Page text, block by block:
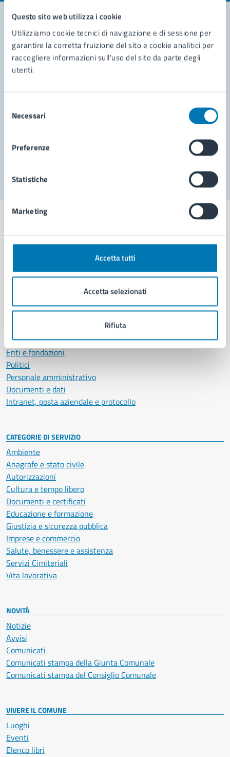
Questo sito web utilizza i cookie
Utilizziamo cookie tecnici di navigazione e di sessione per
garantire la corretta fruizione del sito e cookie analitici per
raccogliere informazioni sull'uso del sito da parte degli
utenti.
delNecessari
Preferenze
Statistiche
Marketing
Accetta tutti
Accetta selezionati
Rifiuta
Contatta il comune
Leggi le domande frequenti
Comune di Napoli
Aree amministrative
Organi di governo
Uffici
Enti e fondazioni
Politici
Personale amministrativo
Documenti e dati
Intranet, posta aziendale e protocollo
CATEGORIE DI SERVIZIO
Ambiente
Anagrafe e stato civile
Autorizzazioni
Cultura e tempo libero
Documenti e certificati
Educazione e formazione
Giustizia e sicurezza pubblica
Imprese e commercio
Salute, benessere e assistenza
Servizi Cimiteriali
Vita lavorativa
NOVITÀ
Notizie
Avvisi
Comunicati
Comunicati stampa della Giunta Comunale
Comunicati stampa del Consiglio Comunale
VIVERE IL COMUNE
Luoghi
Eventi
Elenco libri